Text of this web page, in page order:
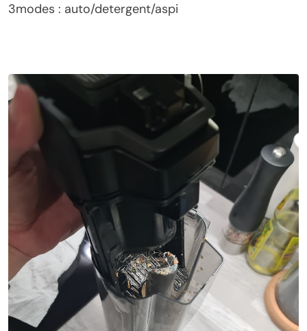
3modes : auto/detergent/aspi